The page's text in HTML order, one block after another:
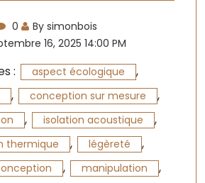
0
By simonbois
16, 2025 14:00 PM
: aspect écologique ,
, conception sur mesure ,
, isolation acoustique ,
thermique , légèreté ,
, manipulation ,